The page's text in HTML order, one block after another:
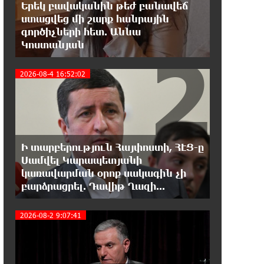
ցեղասպանության հիշատակի օրն
է․ Ուժեղ Հայաստան
18:41:31 7-08-2026
Հայաստանը ապրում է իր
գոյության ամենախայտառակ
ժամանակաշրջանը․ Գառնիկ Դավթյան
18:37:08 7-08-2026
Այսօր ամոթի օր է, այսօր
Էջմիածնում դատում են Ամենայն
Հայոց Կաթողիկոսին. Մարիաննա Ղահրամանյան
18:32:23 7-08-2026
«հակասաֆարովյան»
օրենսդրական նախաձեռնության
վերաբերյալ հիմանվորումներ․ Շիրազ Մանուկյան
Երեկ բավականին թեժ բանավեճ
ստացվեց մի շարք հանրային
գործիչների հետ. Աննա
Կոստանյան
2026-08-4 16:52:02
Ի տարբերություն Հայփոստի, ՀԷՑ-ը
Սամվել Կարապետյանի
կառավարման օրոք սակագին չի
բարձրացրել. Դավիթ Ղազի...
2
2026-08-2 9:07:41 3